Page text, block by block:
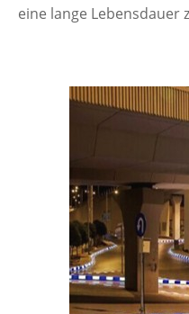
eine lange Lebensdauer